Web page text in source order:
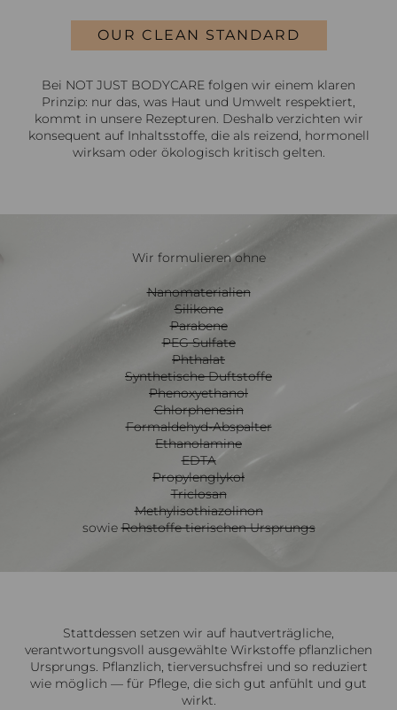
OUR CLEAN STANDARD
Bei NOT JUST BODYCARE folgen wir einem klaren
Prinzip: nur das, was Haut und Umwelt respektiert,
kommt in unsere Rezepturen. Deshalb verzichten wir
konsequent auf Inhaltsstoffe, die als reizend, hormonell
wirksam oder ökologisch kritisch gelten.
Wir formulieren ohne
Nanomaterialien
Silikone
Parabene
PEG Sulfate
Phthalat
Synthetische Duftstoffe
Phenoxyethanol
Chlorphenesin
Formaldehyd-Abspalter
Ethanolamine
EDTA
Propylenglykoł
Triclosan
Methylisothiazolinon
sowieRohstoffe tierischen Ursprungs
Stattdessen setzen wir auf hautverträgliche,
verantwortungsvoll ausgewählte Wirkstoffe pflanzlichen
Ursprungs. Pflanzlich, tierversuchsfrei und so reduziert
wie möglich — für Pflege, die sich gut anfühlt und gut
wirkt.